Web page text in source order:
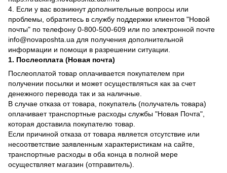
4. Если у вас возникнут дополнительные вопросы или
проблемы, обратитесь в службу поддержки клиентов "Новой
почты" по телефону 0-800-500-609 или по электронной почте
info@novaposhta.ua для получения дополнительной
информации и помощи в разрешении ситуации.
1. Послеоплата (Новая почта)
Послеоплатой товар оплачивается покупателем при
получении посылки и может осуществляться как за счет
денежного перевода так и за наличные.
В случае отказа от товара, покупатель (получатель товара)
оплачивает транспортные расходы службы "Новая Почта",
которая доставила покупателю товар.
Если причиной отказа от товара является отсутствие или
несоответствие заявленным характеристикам на сайте,
транспортные расходы в оба конца в полной мере
осуществляет магазин (отправитель).